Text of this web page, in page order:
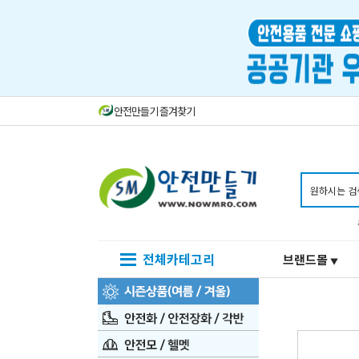
안전만들기 즐겨찾기
전체카테고리 브랜드몰 ▼